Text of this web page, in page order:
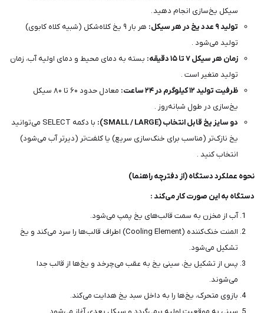
سیکل یخ‌سازی انجام دهید .
تولید ۹ عدد یخ در هر سیکل:
هر بار ۹ یخ کلاه‌شکل (شبیه کلاه کابوی)
تولید می‌شود .
زمان هر سیکل ۷ تا ۱۵ دقیقه:
بسته به دمای محیط و دمای اولیه آب، زمان
تولید متغیر است .
ظرفیت تولید ۱۲ کیلوگرم در ۲۴ ساعت:
معادل حدود ۶۰ تا ۸۰ سیکل
یخ‌سازی در طول شبانه‌روز .
دو سایز یخ قابل انتخاب (SMALL / LARGE):
با دکمه SELECT می‌توانید
یخ نازک‌تر (مناسب برای خنک‌سازی سریع) یا کلفت‌تر (دیرتر آب می‌شود)
انتخاب کنید .
نحوه عملکرد دستگاه (از دفترچه راهنما)
دستگاه به این صورت کار می‌کند :
آب از مخزن به سمت قالب‌های یخ پمپ می‌شود.
المنت خنک‌کننده (Cooling Element) اطراف قالب‌ها را سرد می‌کند و یخ
تشکیل می‌شود.
پس از تشکیل یخ، سینی یخ به عقب می‌چرخد و یخ‌ها از قالب جدا
می‌شوند.
بازوی متحرک، یخ‌ها را به داخل سبد یخ هدایت می‌کند.